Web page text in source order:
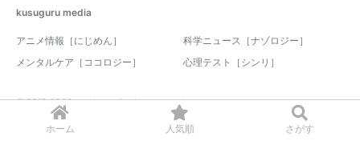
ホーム 人気順 さがす
kusuguru media
アニメ情報［にじめん］
科学ニュース［ナゾロジー］
メンタルケア［ココロジー］
心理テスト［シンリ］
© 2017-2026 nazology. all rights reserved.